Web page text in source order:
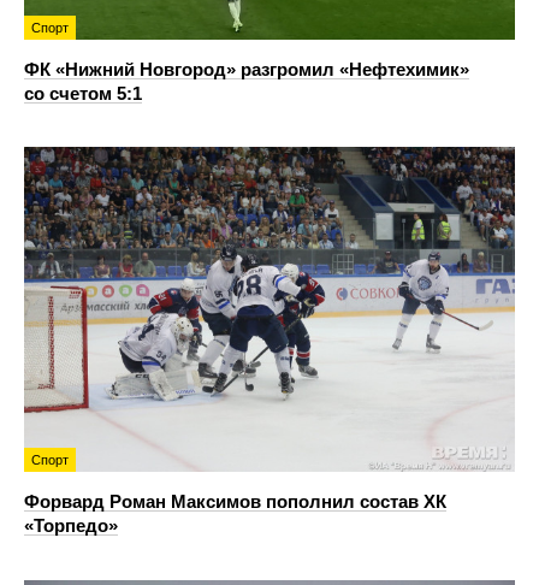
Спорт
ФК «Нижний Новгород» разгромил «Нефтехимик»
со счетом 5:1
Спорт
Форвард Роман Максимов пополнил состав ХК
«Торпедо»